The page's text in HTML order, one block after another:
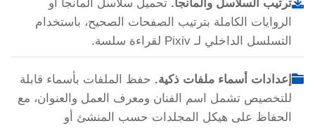
ترتيب السلاسل والمانجا. تحميل سلاسل المانجا أو
الروايات الكاملة بترتيب الصفحات الصحيح، باستخدام
التسلسل الداخلي لـ Pixiv لقراءة سلسة.
إعدادات أسماء ملفات ذكية. حفظ الملفات بأسماء قابلة
للتخصيص تشمل اسم الفنان ومعرف العمل والعنوان، مع
الحفاظ على هيكل المجلدات حسب المنشئ أو